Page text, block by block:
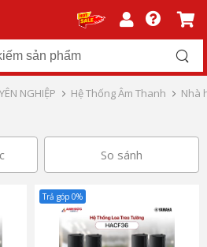
NGHIỆP Hệ Thống Âm Thanh Nhà
So sánh
Trả góp 0%